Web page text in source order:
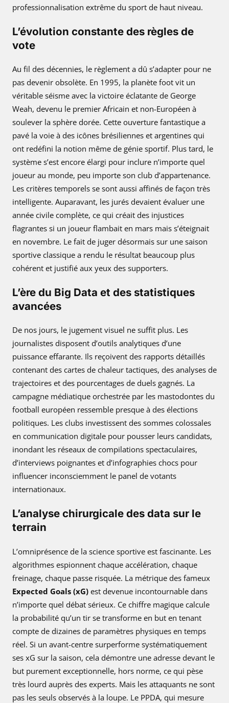
professionnalisation extrême du sport de haut niveau.
L’évolution constante des règles de
vote
Au fil des décennies, le règlement a dû s’adapter pour ne
pas devenir obsolète. En 1995, la planète foot vit un
véritable séisme avec la victoire éclatante de George
Weah, devenu le premier Africain et non-Européen à
soulever la sphère dorée. Cette ouverture fantastique a
pavé la voie à des icônes brésiliennes et argentines qui
ont redéfini la notion même de génie sportif. Plus tard, le
système s’est encore élargi pour inclure n’importe quel
joueur au monde, peu importe son club d’appartenance.
Les critères temporels se sont aussi affinés de façon très
intelligente. Auparavant, les jurés devaient évaluer une
année civile complète, ce qui créait des injustices
flagrantes si un joueur flambait en mars mais s’éteignait
en novembre. Le fait de juger désormais sur une saison
sportive classique a rendu le résultat beaucoup plus
cohérent et justifié aux yeux des supporters.
L’ère du Big Data et des statistiques
avancées
De nos jours, le jugement visuel ne suffit plus. Les
journalistes disposent d’outils analytiques d’une
puissance effarante. Ils reçoivent des rapports détaillés
contenant des cartes de chaleur tactiques, des analyses de
trajectoires et des pourcentages de duels gagnés. La
campagne médiatique orchestrée par les mastodontes du
football européen ressemble presque à des élections
politiques. Les clubs investissent des sommes colossales
en communication digitale pour pousser leurs candidats,
inondant les réseaux de compilations spectaculaires,
d’interviews poignantes et d’infographies chocs pour
influencer inconsciemment le panel de votants
internationaux.
L’analyse chirurgicale des data sur le
terrain
L’omniprésence de la science sportive est fascinante. Les
algorithmes espionnent chaque accélération, chaque
freinage, chaque passe risquée. La métrique des fameux
Expected Goals (xG) est devenue incontournable dans
n’importe quel débat sérieux. Ce chiffre magique calcule
la probabilité qu’un tir se transforme en but en tenant
compte de dizaines de paramètres physiques en temps
réel. Si un avant-centre surperforme systématiquement
ses xG sur la saison, cela démontre une adresse devant le
but purement exceptionnelle, hors norme, ce qui pèse
très lourd auprès des experts. Mais les attaquants ne sont
pas les seuls observés à la loupe. Le PPDA, qui mesure